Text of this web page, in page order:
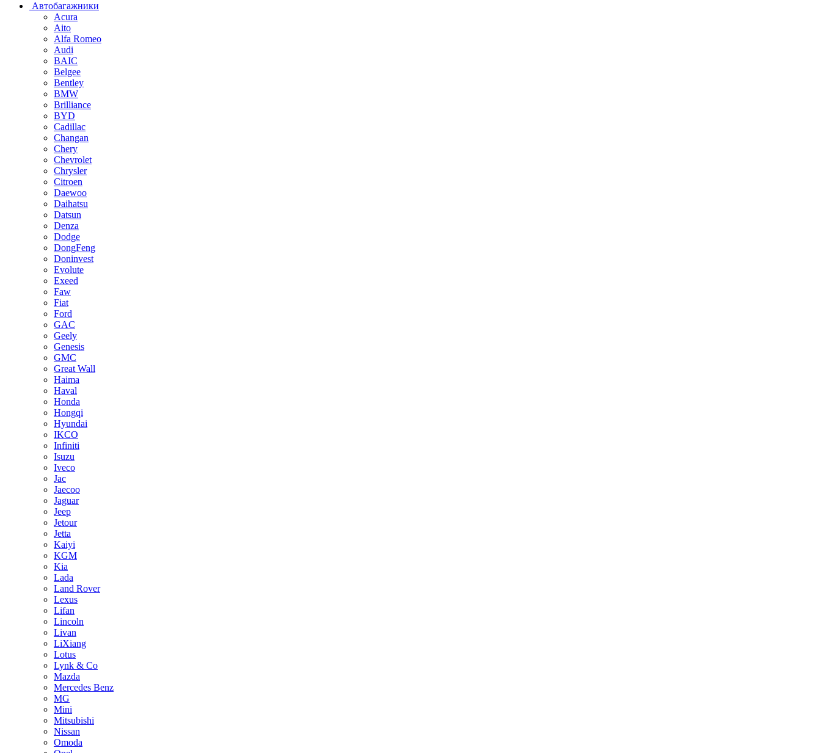
Автобагажники
Acura
Aito
Alfa Romeo
Audi
BAIC
Belgee
Bentley
BMW
Brilliance
BYD
Cadillac
Changan
Chery
Chevrolet
Chrysler
Citroen
Daewoo
Daihatsu
Datsun
Denza
Dodge
DongFeng
Doninvest
Evolute
Exeed
Faw
Fiat
Ford
GAC
Geely
Genesis
GMC
Great Wall
Haima
Haval
Honda
Hongqi
Hyundai
IKCO
Infiniti
Isuzu
Iveco
Jac
Jaecoo
Jaguar
Jeep
Jetour
Jetta
Kaiyi
KGM
Kia
Lada
Land Rover
Lexus
Lifan
Lincoln
Livan
LiXiang
Lotus
Lynk & Co
Mazda
Mercedes Benz
MG
Mini
Mitsubishi
Nissan
Omoda